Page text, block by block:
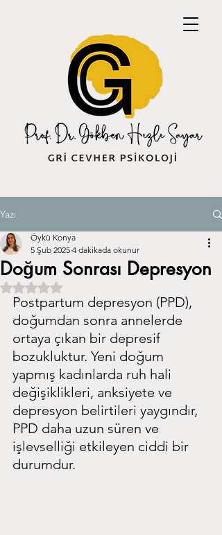
Yazı
Doğum Sonrası Depresyon
Öykü Konya
5 Şub 2025 4 dakikada okunur
5 üzerinden NaN yıldız
Postpartum depresyon (PPD),
doğumdan sonra annelerde
ortaya çıkan bir depresif
bozukluktur. Yeni doğum
yapmış kadınlarda ruh hali
değişiklikleri, anksiyete ve
depresyon belirtileri yaygındır,
PPD daha uzun süren ve
işlevselliği etkileyen ciddi bir
durumdur.